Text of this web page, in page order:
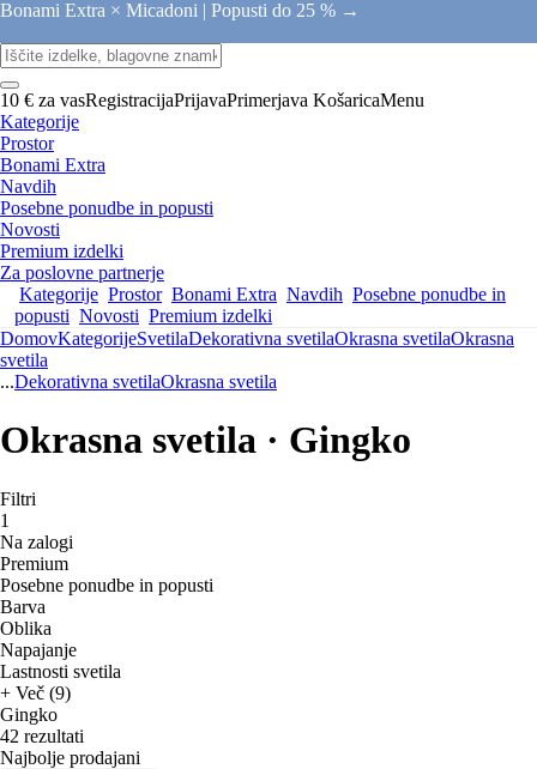
Bonami Extra × Micadoni | Popusti do 25 % →
10 € za vasRegistracijaPrijavaPrimerjava KošaricaMenu
Kategorije
Prostor
Bonami Extra
Navdih
Posebne ponudbe in popusti
Novosti
Premium izdelki
Za poslovne partnerje
Kategorije Prostor Bonami Extra Navdih Posebne ponudbe in
popusti Novosti Premium izdelki
DomovKategorijeSvetilaDekorativna svetilaOkrasna svetilaOkrasna
svetila
...Dekorativna svetilaOkrasna svetila
Okrasna svetila · Gingko
Filtri
1
Na zalogi
Premium
Posebne ponudbe in popusti
Barva
Oblika
Napajanje
Lastnosti svetila
+ Več (9)
Gingko
42 rezultati
Najbolje prodajani